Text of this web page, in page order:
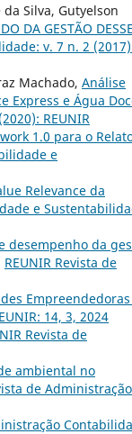
Silva, Gutyelson
DA GESTÃO
v. 7 n. 2
Machado, Análise
Express e Água
REUNIR
1.0 para o
e
Relevance da
e
desempenho da
REUNIR Revista de
Empreendedoras
14, 3, 2024
Revista de
ambiental no
de Administração